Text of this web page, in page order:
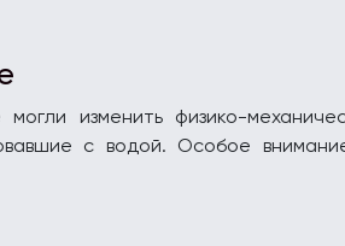
изменить физико-
с водой. Особое